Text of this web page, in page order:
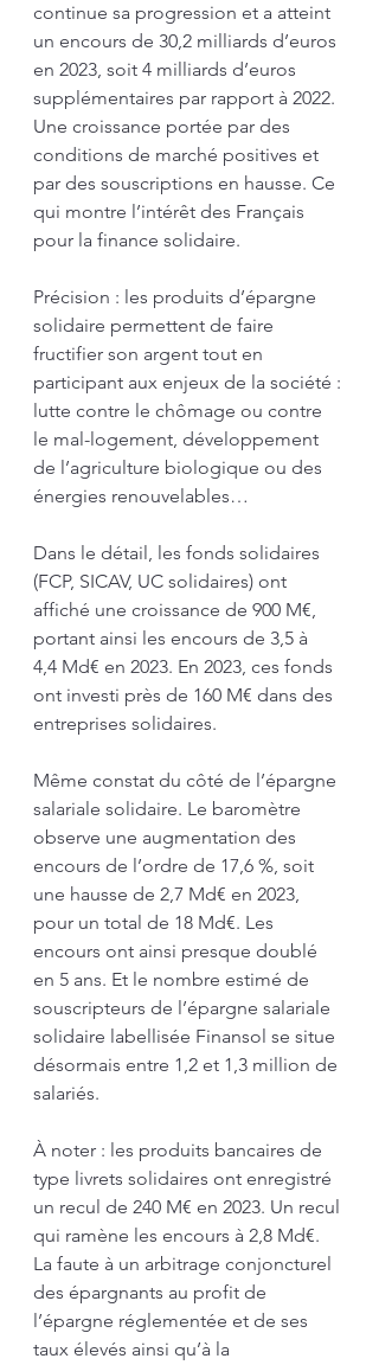
continue sa progression et a atteint
un encours de 30,2 milliards d’euros
en 2023, soit 4 milliards d’euros
supplémentaires par rapport à 2022.
Une croissance portée par des
conditions de marché positives et
par des souscriptions en hausse. Ce
qui montre l’intérêt des Français
pour la finance solidaire.
Précision : les produits d’épargne
solidaire permettent de faire
fructifier son argent tout en
participant aux enjeux de la société :
lutte contre le chômage ou contre
le mal-logement, développement
de l’agriculture biologique ou des
énergies renouvelables…
Dans le détail, les fonds solidaires
(FCP, SICAV, UC solidaires) ont
affiché une croissance de 900 M€,
portant ainsi les encours de 3,5 à
4,4 Md€ en 2023. En 2023, ces fonds
ont investi près de 160 M€ dans des
entreprises solidaires.
Même constat du côté de l’épargne
salariale solidaire. Le baromètre
observe une augmentation des
encours de l’ordre de 17,6 %, soit
une hausse de 2,7 Md€ en 2023,
pour un total de 18 Md€. Les
encours ont ainsi presque doublé
en 5 ans. Et le nombre estimé de
souscripteurs de l’épargne salariale
solidaire labellisée Finansol se situe
désormais entre 1,2 et 1,3 million de
salariés.
À noter : les produits bancaires de
type livrets solidaires ont enregistré
un recul de 240 M€ en 2023. Un recul
qui ramène les encours à 2,8 Md€.
La faute à un arbitrage conjoncturel
des épargnants au profit de
l’épargne réglementée et de ses
taux élevés ainsi qu’à la